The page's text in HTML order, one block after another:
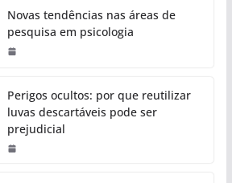
Novas tendências nas áreas de
pesquisa em psicologia
Perigos ocultos: por que reutilizar
luvas descartáveis pode ser
prejudicial